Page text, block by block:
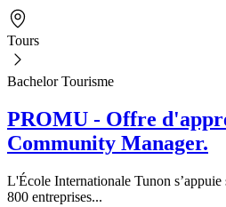
Tours
Bachelor Tourisme
PROMU - Offre
Community Manager.
L'École Internationale Tunon s’appuie
800 entreprises...